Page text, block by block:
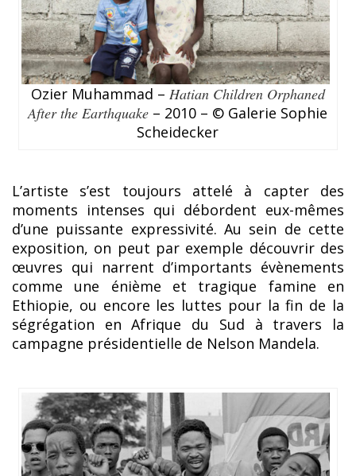
Ozier Muhammad – Hatian Children Orphaned
After the Earthquake – 2010 – © Galerie Sophie
Scheidecker
L’artiste s’est toujours attelé à capter des
moments intenses qui débordent eux-mêmes
d’une puissante expressivité. Au sein de cette
exposition, on peut par exemple découvrir des
œuvres qui narrent d’importants évènements
comme une énième et tragique famine en
Ethiopie, ou encore les luttes pour la fin de la
ségrégation en Afrique du Sud à travers la
campagne présidentielle de Nelson Mandela.